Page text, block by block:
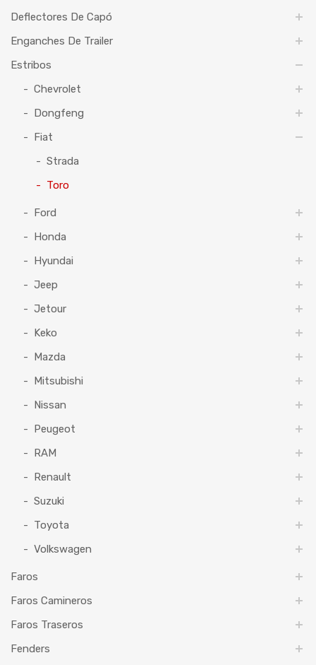
Deflectores De Capó
Enganches De Trailer
Estribos
Chevrolet
Dongfeng
Fiat
Strada
Toro
Ford
Honda
Hyundai
Jeep
Jetour
Keko
Mazda
Mitsubishi
Nissan
Peugeot
RAM
Renault
Suzuki
Toyota
Volkswagen
Faros
Faros Camineros
Faros Traseros
Fenders